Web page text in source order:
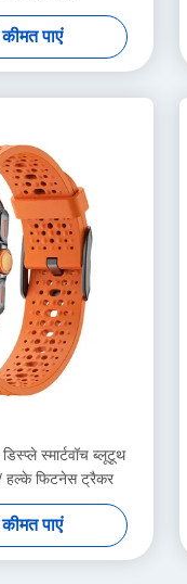
पाएं
स्मार्टवॉच ब्लूटूथ
हल्के फिटनेस ट्रैकर
पाएं